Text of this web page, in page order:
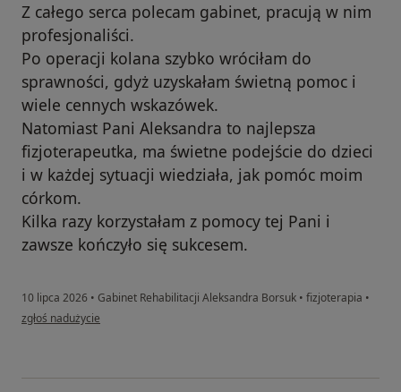
Z całego serca polecam gabinet, pracują w nim
profesjonaliści.
Po operacji kolana szybko wróciłam do
sprawności, gdyż uzyskałam świetną pomoc i
wiele cennych wskazówek.
Natomiast Pani Aleksandra to najlepsza
fizjoterapeutka, ma świetne podejście do dzieci
i w każdej sytuacji wiedziała, jak pomóc moim
córkom.
Kilka razy korzystałam z pomocy tej Pani i
zawsze kończyło się sukcesem.
10 lipca 2026 • Gabinet Rehabilitacji Aleksandra Borsuk • fizjoterapia •
w opinii użytkownika Pacjentka
zgłoś nadużycie